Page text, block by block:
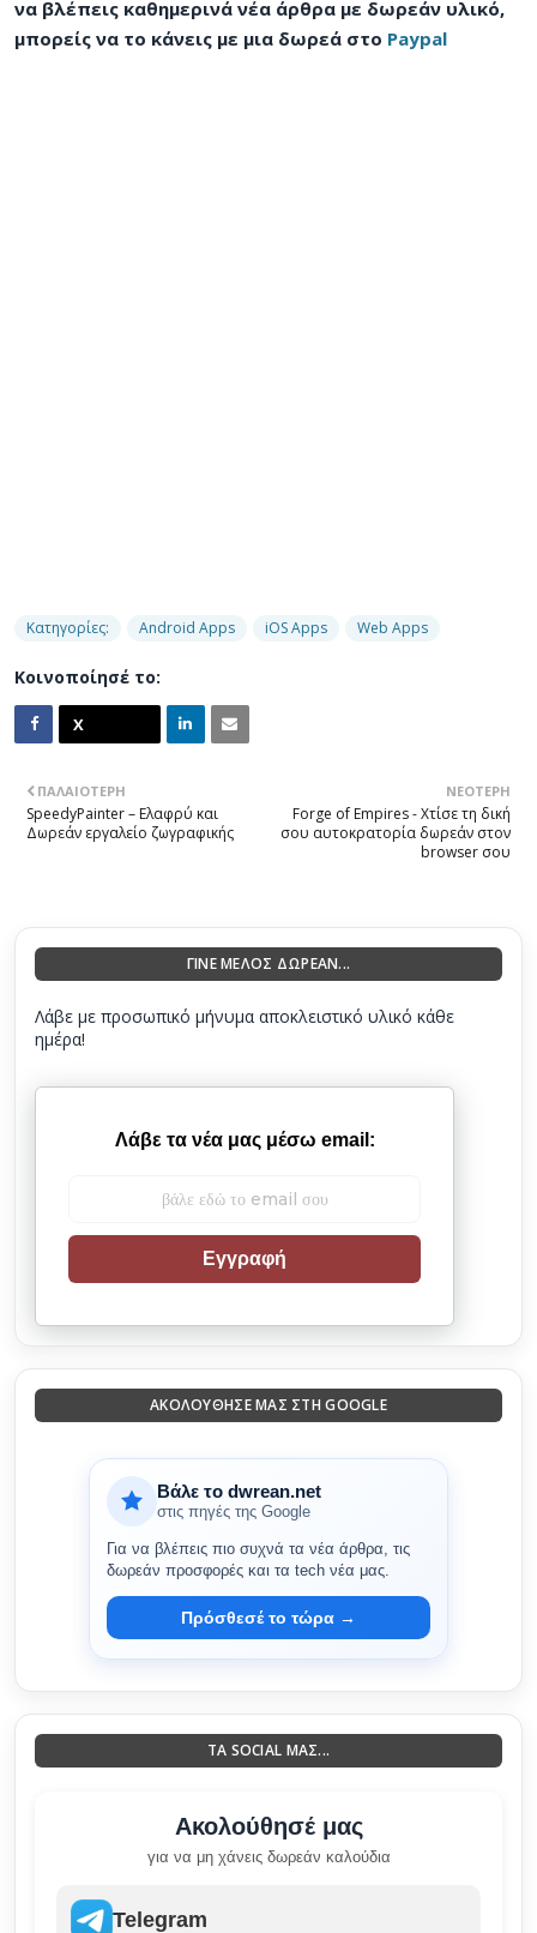
να βλέπεις καθημερινά νέα άρθρα με δωρεάν υλικό,
μπορείς να το κάνεις με μια δωρεά στο Paypal
Κατηγορίες: Android Apps iOS Apps Web Apps
Κοινοποίησέ το:
ΝΕΌΤΕΡΗ
Forge of Empires - Χτίσε τη δική
σου αυτοκρατορία δωρεάν στον
browser σου
ΠΑΛΑΙΌΤΕΡΗ
SpeedyPainter – Ελαφρύ και
Δωρεάν εργαλείο ζωγραφικής
ΓΙΝΕ ΜΕΛΟΣ ΔΩΡΕΑΝ...
Λάβε με προσωπικό μήνυμα αποκλειστικό υλικό κάθε
ημέρα!
Λάβε τα νέα μας μέσω email:
Εγγραφή
ΑΚΟΛΟΎΘΗΣΈ ΜΑΣ ΣΤΗ GOOGLE
Βάλε το dwrean.net
στις πηγές της Google
Για να βλέπεις πιο συχνά τα νέα άρθρα, τις
δωρεάν προσφορές και τα tech νέα μας.
Πρόσθεσέ το τώρα →
ΤΑ SOCIAL ΜΑΣ...
Ακολούθησέ μας
για να μη χάνεις δωρεάν καλούδια
Telegram